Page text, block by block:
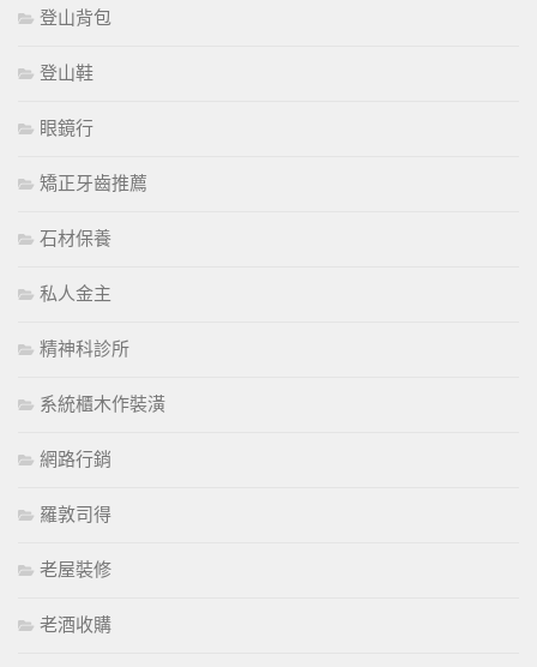
登山背包
登山鞋
眼鏡行
矯正牙齒推薦
石材保養
私人金主
精神科診所
系統櫃木作裝潢
網路行銷
羅敦司得
老屋裝修
老酒收購